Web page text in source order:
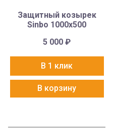
Защитный козырек
Sinbo 1000х500
5 000₽
В 1 клик
В корзину